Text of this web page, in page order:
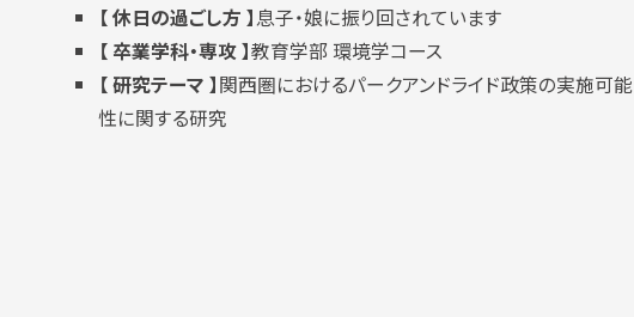
【 休日の過ごし方 】息子・娘に振り回されています
【 卒業学科・専攻 】教育学部 環境学コース
【 研究テーマ 】関西圏におけるパークアンドライド政策の実施可能
性に関する研究